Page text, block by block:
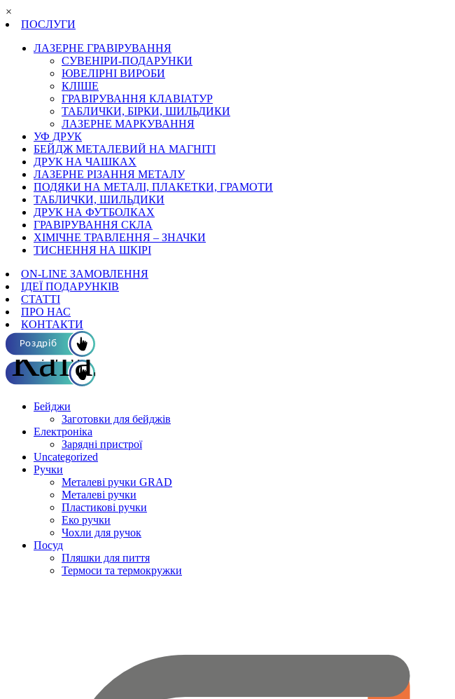
×
ПОСЛУГИ
ЛАЗЕРНЕ ГРАВІРУВАННЯ
СУВЕНІРИ-ПОДАРУНКИ
ЮВЕЛІРНІ ВИРОБИ
КЛІШЕ
ГРАВІРУВАННЯ КЛАВІАТУР
ТАБЛИЧКИ, БІРКИ, ШИЛЬДИКИ
ЛАЗЕРНЕ МАРКУВАННЯ
УФ ДРУК
БЕЙДЖ МЕТАЛЕВИЙ НА МАГНІТІ
ДРУК НА ЧАШКАХ
ЛАЗЕРНЕ РІЗАННЯ МЕТАЛУ
ПОДЯКИ НА МЕТАЛІ, ПЛАКЕТКИ, ГРАМОТИ
ТАБЛИЧКИ, ШИЛЬДИКИ
ДРУК НА ФУТБОЛКАХ
ГРАВІРУВАННЯ СКЛА
ХІМІЧНЕ ТРАВЛЕННЯ – ЗНАЧКИ
ТИСНЕННЯ НА ШКІРІ
ON-LINE ЗАМОВЛЕННЯ
ІДЕЇ ПОДАРУНКІВ
СТАТТІ
ПРО НАС
КОНТАКТИ
Роздріб
Каталог ОПТ
Бейджи
Заготовки для бейджів
Електроніка
Зарядні пристрої
Uncategorized
Ручки
Металеві ручки GRAD
Металеві ручки
Пластикові ручки
Еко ручки
Чохли для ручок
Посуд
Пляшки для пиття
Термоси та термокружки